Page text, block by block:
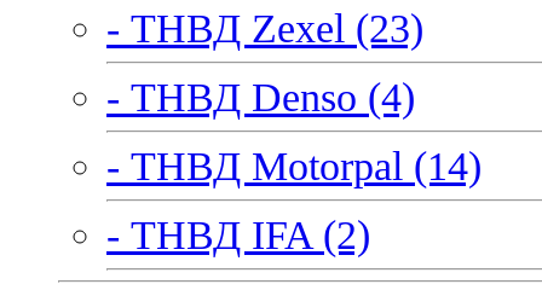
- ТНВД Zexel (23)
- ТНВД Denso (4)
- ТНВД Motorpal (14)
- ТНВД IFA (2)